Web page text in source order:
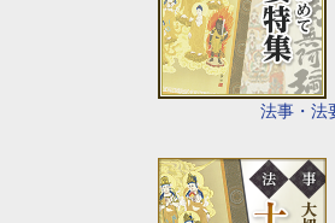
法事・法